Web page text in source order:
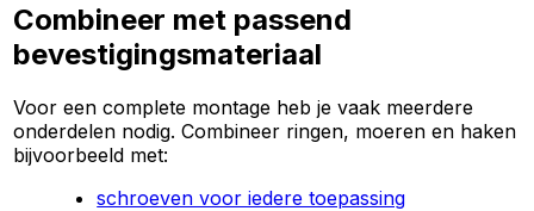
Combineer met passend
bevestigingsmateriaal
Voor een complete montage heb je vaak meerdere
onderdelen nodig. Combineer ringen, moeren en haken
bijvoorbeeld met:
schroeven voor iedere toepassing